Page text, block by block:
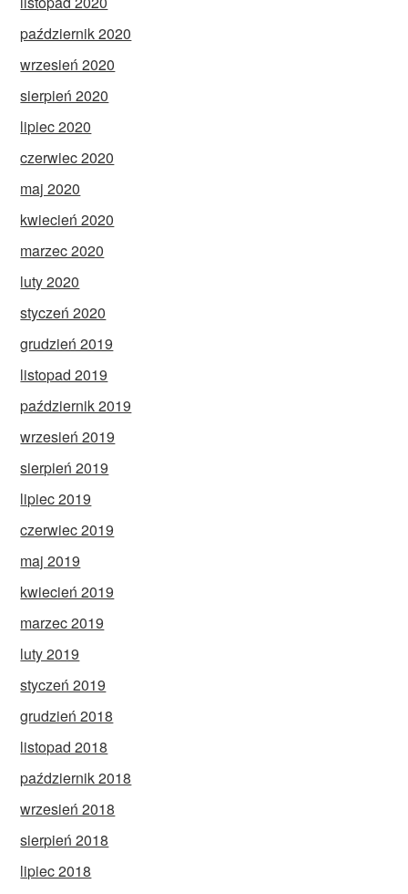
październik 2020
wrzesień 2020
sierpień 2020
lipiec 2020
czerwiec 2020
maj 2020
kwiecień 2020
marzec 2020
luty 2020
styczeń 2020
grudzień 2019
listopad 2019
październik 2019
wrzesień 2019
sierpień 2019
lipiec 2019
czerwiec 2019
maj 2019
kwiecień 2019
marzec 2019
luty 2019
styczeń 2019
grudzień 2018
listopad 2018
październik 2018
wrzesień 2018
sierpień 2018
lipiec 2018